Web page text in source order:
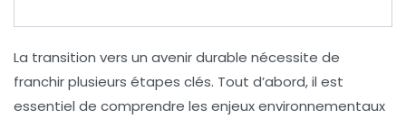
La transition vers un avenir durable nécessite de
franchir plusieurs étapes clés. Tout d’abord, il est
essentiel de comprendre les enjeux environnementaux